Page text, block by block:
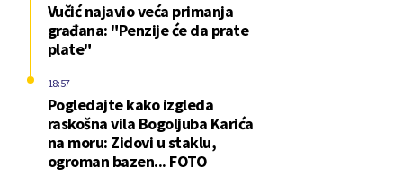
Vučić najavio veća primanja
građana: "Penzije će da prate
plate"
Pogledajte kako izgleda
raskošna vila Bogoljuba Karića
na moru: Zidovi u staklu,
ogroman bazen... FOTO
18:57